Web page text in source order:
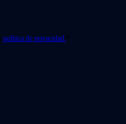
política de privacidad. *